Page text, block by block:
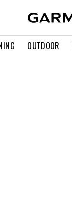
OUTDOOR